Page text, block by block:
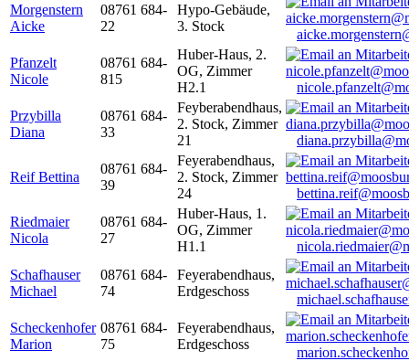
Morgenstern
Aicke
08761 684-
22
Hypo-Gebäude,
3. Stock
Pfanzelt
Nicole
08761 684-
815
Huber-Haus, 2.
OG, Zimmer
H2.1
Przybilla
Diana
08761 684-
33
Feyberabendhaus,
2. Stock, Zimmer
21
Reif Bettina
08761 684-
39
Feyerabendhaus,
2. Stock, Zimmer
24
Riedmaier
Nicola
08761 684-
27
Huber-Haus, 1.
OG, Zimmer
H1.1
Schafhauser
Michael
08761 684-
74
Feyerabendhaus,
Erdgeschoss
Scheckenhofer
Marion
08761 684-
75
Feyerabendhaus,
Erdgeschoss